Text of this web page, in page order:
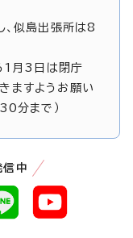
似島出張所は8
1月3日は閉庁
ますようお願い
分まで）
中